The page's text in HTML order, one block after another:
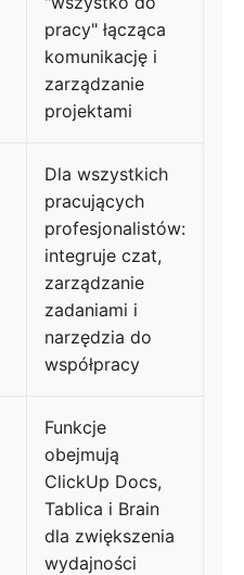
pracy" łącząca
komunikację i
zarządzanie
projektami
Dla wszystkich
pracujących
profesjonalistów:
integruje czat,
zarządzanie
zadaniami i
narzędzia do
współpracy
Funkcje
obejmują
ClickUp Docs,
Tablica i Brain
dla zwiększenia
wydajności